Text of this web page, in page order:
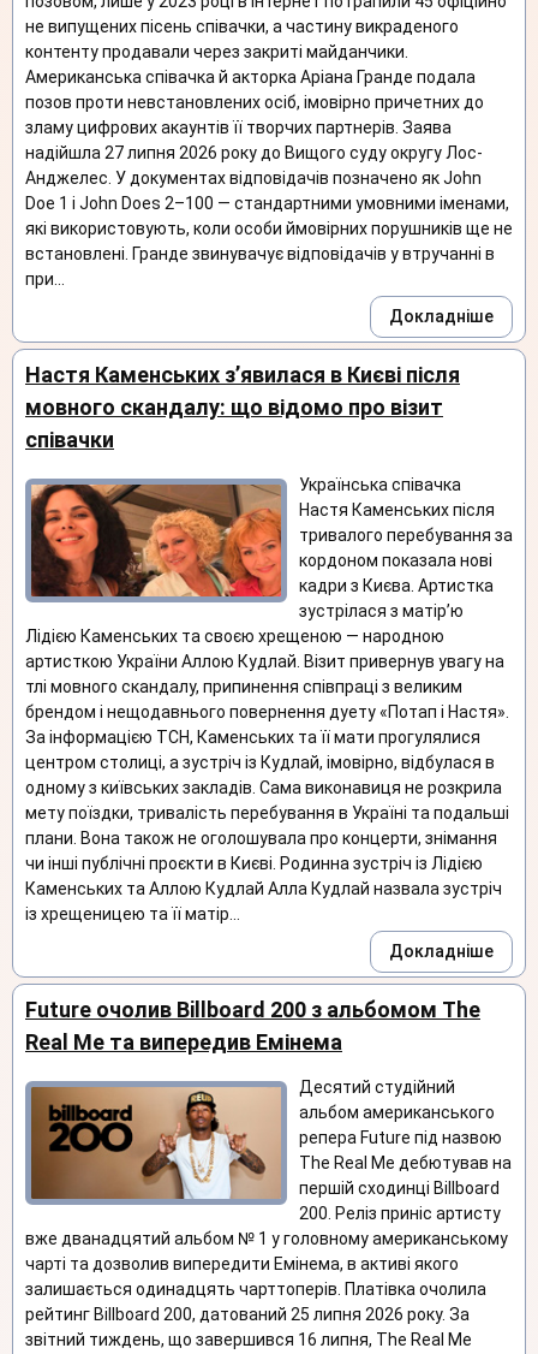
не випущених пісень співачки, а частину викраденого
контенту продавали через закриті майданчики.
Американська співачка й акторка Аріана Гранде подала
позов проти невстановлених осіб, імовірно причетних до
зламу цифрових акаунтів її творчих партнерів. Заява
надійшла 27 липня 2026 року до Вищого суду округу Лос-
Анджелес. У документах відповідачів позначено як John
Doe 1 і John Does 2–100 — стандартними умовними іменами,
які використовують, коли особи ймовірних порушників ще не
встановлені. Гранде звинувачує відповідачів у втручанні в
при...
Докладніше
Настя Каменських з’явилася в Києві після
мовного скандалу: що відомо про візит
співачки
Українська співачка
Настя Каменських після
тривалого перебування за
кордоном показала нові
кадри з Києва. Артистка
зустрілася з матір’ю
Лідією Каменських та своєю хрещеною — народною
артисткою України Аллою Кудлай. Візит привернув увагу на
тлі мовного скандалу, припинення співпраці з великим
брендом і нещодавнього повернення дуету «Потап і Настя».
За інформацією ТСН, Каменських та її мати прогулялися
центром столиці, а зустріч із Кудлай, імовірно, відбулася в
одному з київських закладів. Сама виконавиця не розкрила
мету поїздки, тривалість перебування в Україні та подальші
плани. Вона також не оголошувала про концерти, знімання
чи інші публічні проєкти в Києві. Родинна зустріч із Лідією
Каменських та Аллою Кудлай Алла Кудлай назвала зустріч
із хрещеницею та її матір...
Докладніше
Future очолив Billboard 200 з альбомом The
Real Me та випередив Емінема
Десятий студійний
альбом американського
репера Future під назвою
The Real Me дебютував на
першій сходинці Billboard
200. Реліз приніс артисту
вже дванадцятий альбом № 1 у головному американському
чарті та дозволив випередити Емінема, в активі якого
залишається одинадцять чарттоперів. Платівка очолила
рейтинг Billboard 200, датований 25 липня 2026 року. За
звітний тиждень, що завершився 16 липня, The Real Me